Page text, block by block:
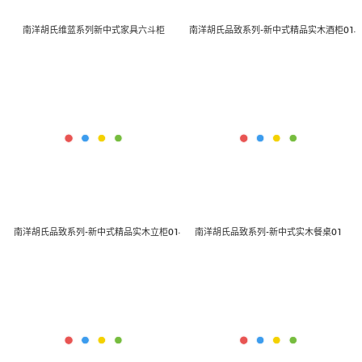
南洋胡氏维蓝系列新中式家具六斗柜 南洋胡氏品致系列-新中式精品实木酒柜01
南洋胡氏品致系列-新中式精品实木立柜01 南洋胡氏品致系列-新中式实木餐桌01